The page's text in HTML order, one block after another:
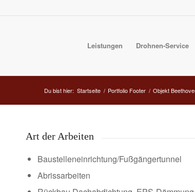
Leistungen Drohnen-Service
Du bist hier: Startseite / Portfolio Footer / Objekt
Art der Arbeiten
Baustelleneinrichtung/Fußgängertunnel
Abrissarbeiten